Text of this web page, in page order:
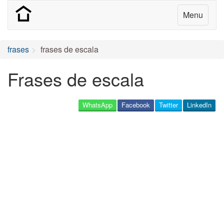
Menu
frases frases de escala
Frases de escala
LinkedIn
Twitter
Facebook
WhatsApp